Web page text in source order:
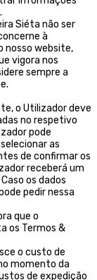
Siéta não ser
à
nosso website,
vigora nos
sempre a
o Utilizador deve
no respetivo
pode
as
de confirmar os
receberá um
os dados
pedir nessa
que o
os Termos &
o custo de
momento da
de expedição